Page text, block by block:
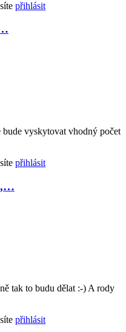
přihlásit
bude vyskytovat vhodný počet
přihlásit
tak to budu dělat :-) A rody
přihlásit